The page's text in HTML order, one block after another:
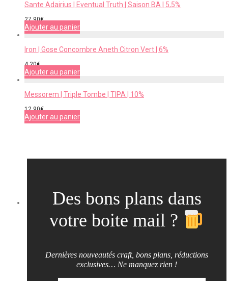
Sante Adairius | Eventual Truth | Saison BA | 5,5%
27,90€
Ajouter au panier
Iron | Gose Concombre Aneth Citron Vert | 6%
4,20€
Ajouter au panier
Messorem | Triple Tombe | TIPA | 10%
12,90€
Ajouter au panier
Des bons plans dans
votre boite mail ?
Dernières nouveautés craft, bons plans, réductions
exclusives… Ne manquez rien !